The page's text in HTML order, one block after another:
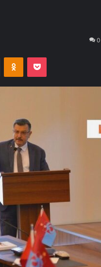
0
VKontakteOdnoklassniki
Pocket